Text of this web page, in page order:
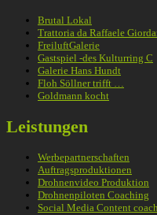
Brutal Lokal
Trattoria da Raffaele
FreiluftGalerie
Gastspiel -des Kulturring C
Galerie Hans Hundt
Floh Söllner trifft …
Goldmann kocht
Leistungen
Werbepartnerschaften
Auftragsproduktionen
Drohnenvideo Produktion
Drohnenpiloten Coaching
Social Media Content